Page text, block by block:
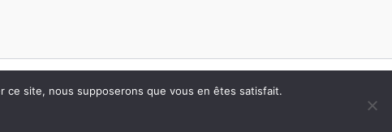
ce site, nous supposerons que vous en êtes satisfait.